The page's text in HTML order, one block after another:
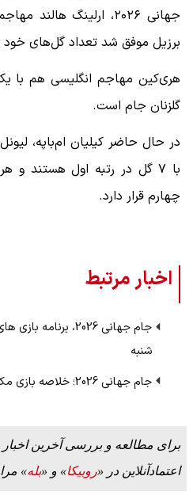
برزیل موفق شد تعداد گل‌های خود
هری‌کین مهاجم انگلیسی هم با
گلزنان جام است.
در حال حاضر کیلیان ام‌باپه،
چهارم قرار دارد.
اخبار مرتبط
جام جهانی 2026،
شنبه
جام جهانی 2026؛ خلاصه بازی مکزیک مقابل انگلیس
برای مطالعه و بررسی آخرین اخبار
اعتمادآنلاین در «روبیکا» و «بله»